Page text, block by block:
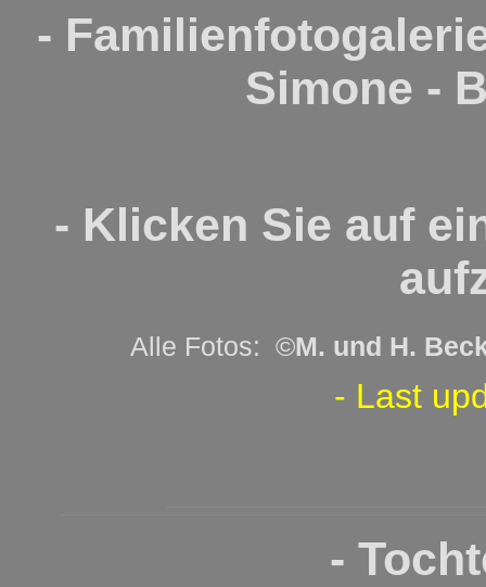
-
Simone -
- Klicken Sie auf
Alle Fotos: ©M. und H.
- Last
-